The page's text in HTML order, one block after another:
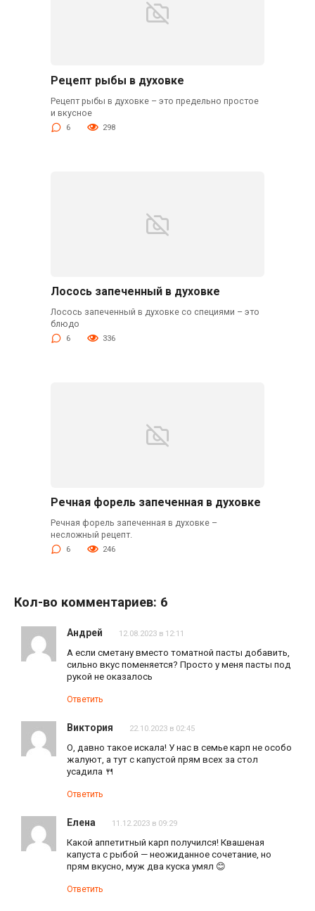
Рецепт рыбы в духовке
Рецепт рыбы в духовке – это предельно простое
и вкусное
6 298
Лосось запеченный в духовке
Лосось запеченный в духовке со специями – это
блюдо
6 336
Речная форель запеченная в духовке
Речная форель запеченная в духовке –
несложный рецепт.
6 246
Кол-во комментариев: 6
Андрей 12.08.2023 в 12:11
А если сметану вместо томатной пасты добавить,
сильно вкус поменяется? Просто у меня пасты под
рукой не оказалось
Ответить
Виктория 22.10.2023 в 02:45
О, давно такое искала! У нас в семье карп не особо
жалуют, а тут с капустой прям всех за стол
усадила 🍴
Ответить
Елена 11.12.2023 в 09:29
Какой аппетитный карп получился! Квашеная
капуста с рыбой — неожиданное сочетание, но
прям вкусно, муж два куска умял 😊
Ответить